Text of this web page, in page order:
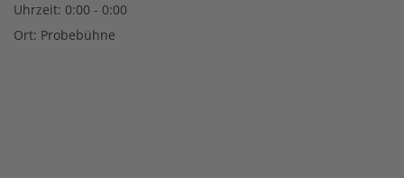
Uhrzeit: 0:00 - 0:00
Ort: Probebühne